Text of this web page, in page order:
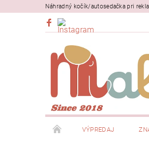
Náhradný kočík/autosedačka pri
VÝPREDAJ